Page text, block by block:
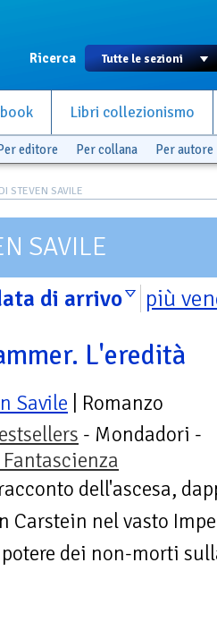
Ricerca
Libri collezionismo
editore Per collana Per autore
STEVEN SAVILE
SAVILE
di arrivo più
L'eredità
Savile | Romanzo
- Mondadori -
dell'ascesa,
Carstein nel vasto
dei non-morti